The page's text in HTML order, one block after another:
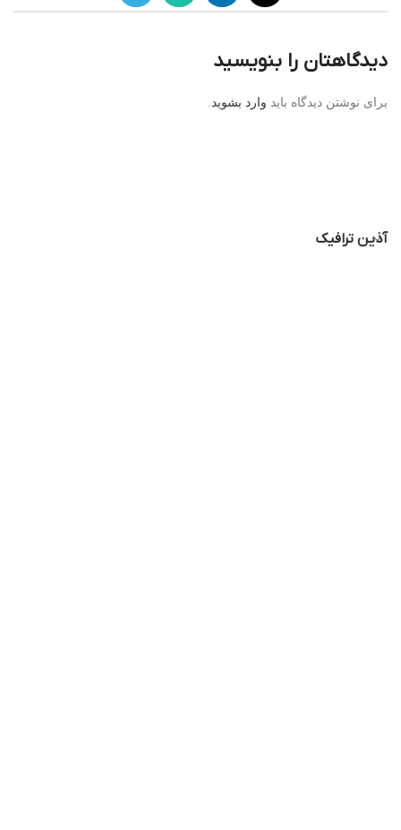
دیدگاهتان را بنویسید
برای نوشتن دیدگاه باید وارد بشوید.
آذین ترافیک